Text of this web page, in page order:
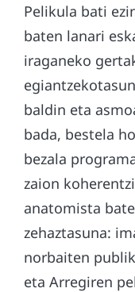
Pelikula bati
baten lanari
iraganeko
baldin eta
bada, bestela
bezala
zaion
anatomista
zehaztasuna:
norbaiten
eta Arregiren